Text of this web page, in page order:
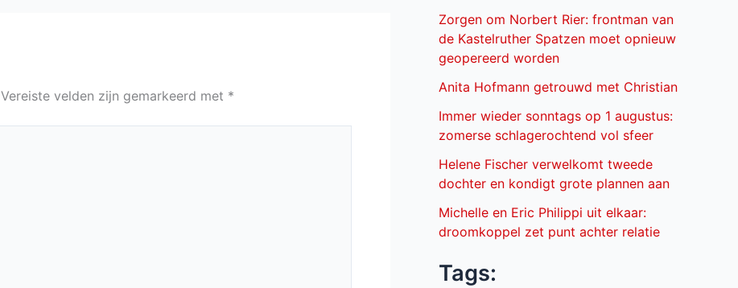
Vereiste velden zijn gemarkeerd met *
Zorgen om Norbert Rier: frontman van
de Kastelruther Spatzen moet opnieuw
geopereerd worden
Anita Hofmann getrouwd met Christian
Immer wieder sonntags op 1 augustus:
zomerse schlagerochtend vol sfeer
Helene Fischer verwelkomt tweede
dochter en kondigt grote plannen aan
Michelle en Eric Philippi uit elkaar:
droomkoppel zet punt achter relatie
Tags: